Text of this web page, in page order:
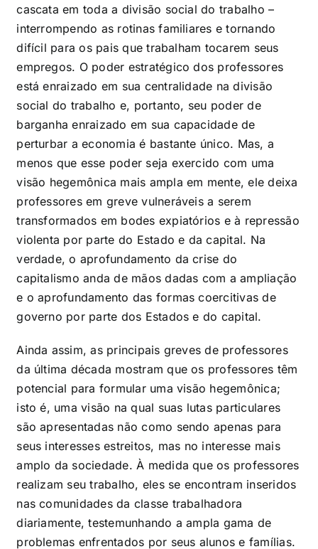
cascata em toda a divisão social do trabalho –
interrompendo as rotinas familiares e tornando
difícil para os pais que trabalham tocarem seus
empregos. O poder estratégico dos professores
está enraizado em sua centralidade na divisão
social do trabalho e, portanto, seu poder de
barganha enraizado em sua capacidade de
perturbar a economia é bastante único. Mas, a
menos que esse poder seja exercido com uma
visão hegemônica mais ampla em mente, ele deixa
professores em greve vulneráveis a serem
transformados em bodes expiatórios e à repressão
violenta por parte do Estado e da capital. Na
verdade, o aprofundamento da crise do
capitalismo anda de mãos dadas com a ampliação
e o aprofundamento das formas coercitivas de
governo por parte dos Estados e do capital.
Ainda assim, as principais greves de professores
da última década mostram que os professores têm
potencial para formular uma visão hegemônica;
isto é, uma visão na qual suas lutas particulares
são apresentadas não como sendo apenas para
seus interesses estreitos, mas no interesse mais
amplo da sociedade. À medida que os professores
realizam seu trabalho, eles se encontram inseridos
nas comunidades da classe trabalhadora
diariamente, testemunhando a ampla gama de
problemas enfrentados por seus alunos e famílias.